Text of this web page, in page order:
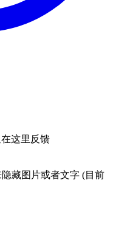
这里反馈
藏图片或者文字 (目前